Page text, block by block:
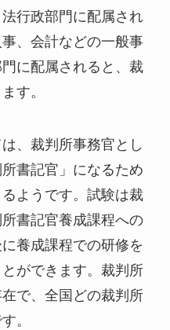
行政部門に配属され
、会計などの一般事
に配属されると、裁
す。
、裁判所事務官とし
書記官」になるため
ようです。試験は裁
書記官養成課程への
養成課程での研修を
ができます。裁判所
で、全国どの裁判所
。